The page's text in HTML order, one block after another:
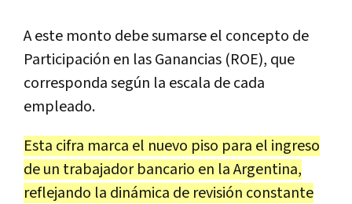
A este monto debe sumarse el concepto de
Participación en las Ganancias (ROE), que
corresponda según la escala de cada
empleado.
Esta cifra marca el nuevo piso para el ingreso
de un trabajador bancario en la Argentina,
reflejando la dinámica de revisión constante